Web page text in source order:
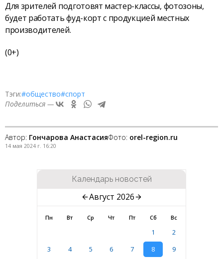
Для зрителей подготовят мастер-классы, фотозоны,
будет работать фуд-корт с продукцией местных
производителей.
(0+)
Тэги:#общество#спорт
Поделиться —
Автор: Гончарова АнастасияФото: orel-region.ru
14 мая 2024 г. 16:20
Календарь новостей
Август 2026
Пн Вт Ср Чт Пт Сб Вс
1
2
3
4 5 6 7 8
9